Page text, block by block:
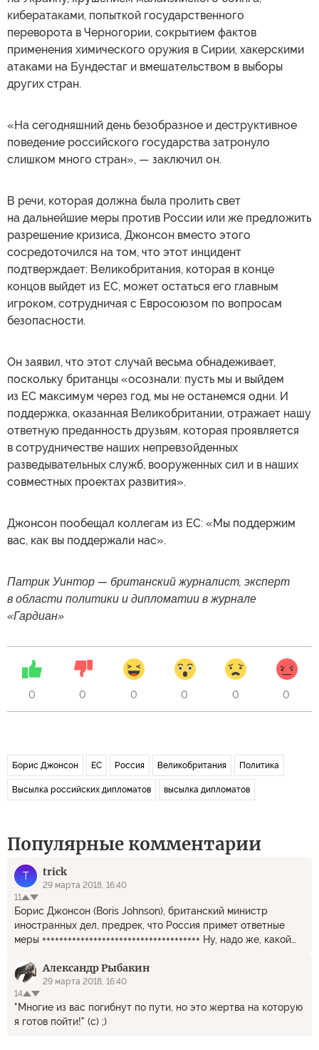
кибератаками, попыткой государственного
переворота в Черногории, сокрытием фактов
применения химического оружия в Сирии, хакерскими
атаками на Бундестаг и вмешательством в выборы
других стран.
«На сегодняшний день безобразное и деструктивное
поведение российского государства затронуло
слишком много стран», — заключил он.
В речи, которая должна была пролить свет
на дальнейшие меры против России или же предложить
разрешение кризиса, Джонсон вместо этого
сосредоточился на том, что этот инцидент
подтверждает: Великобритания, которая в конце
концов выйдет из ЕС, может остаться его главным
игроком, сотрудничая с Евросоюзом по вопросам
безопасности.
Он заявил, что этот случай весьма обнадеживает,
поскольку британцы «осознали: пусть мы и выйдем
из ЕС максимум через год, мы не останемся одни. И
поддержка, оказанная Великобритании, отражает нашу
ответную преданность друзьям, которая проявляется
в сотрудничестве наших непревзойденных
разведывательных служб, вооруженных сил и в наших
совместных проектах развития».
Джонсон пообещал коллегам из ЕС: «Мы поддержим
вас, как вы поддержали нас».
Патрик Уинтор — британский журналист, эксперт
в области политики и дипломатии в журнале
«Гардиан»
0 0 0 0 0 0
Борис Джонсон ЕС Россия Великобритания Политика
Высылка российских дипломатов высылка дипломатов
Популярные комментарии
T trick
29 марта 2018, 16:40
11
Борис Джонсон (Boris Johnson), британский министр
иностранных дел, предрек, что Россия примет ответные
меры +++++++++++++++++++++++++++++++++++++ Ну, надо же, какой
Александр Рыбакин
29 марта 2018, 16:40
14
"Многие из вас погибнут по пути, но это жертва на которую
я готов пойти!" (с) ;)